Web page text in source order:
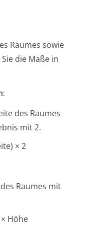
Raumes sowie
die Maße in
des Raumes
mit 2.
× 2
Raumes mit
Höhe